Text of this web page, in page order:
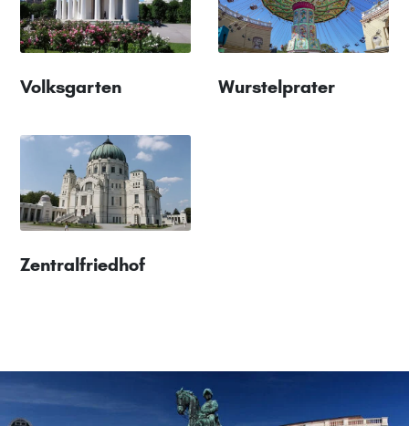
Volksgarten Wurstelprater
Zentralfriedhof